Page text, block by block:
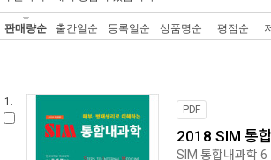
판매량순 출간일순 등록일순 상품명순 평점순
1.
PDF
2018 SIM 통
SIM 통합내과학 6